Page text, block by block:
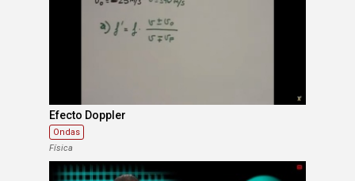
Efecto Doppler
Ondas
Física